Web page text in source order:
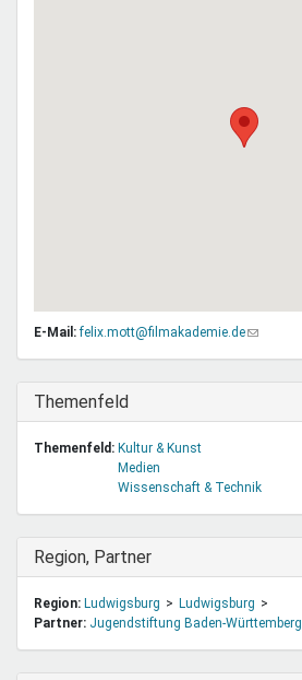
E-Mail:felix.mott@filmakademie.de(Link
Ausblenden
Themenfeld
Themenfeld: Kultur & Kunst
Medien
Wissenschaft & Technik
Ausblenden
Region, Partner
Region: Ludwigsburg
Ludwigsburg
Partner: Jugendstiftung Baden-Württemberg